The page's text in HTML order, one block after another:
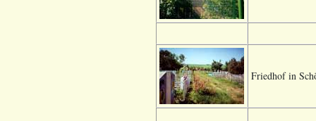
Friedhof in